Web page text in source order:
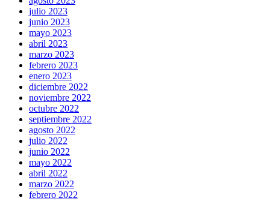
julio 2023
junio 2023
mayo 2023
abril 2023
marzo 2023
febrero 2023
enero 2023
diciembre 2022
noviembre 2022
octubre 2022
septiembre 2022
agosto 2022
julio 2022
junio 2022
mayo 2022
abril 2022
marzo 2022
febrero 2022